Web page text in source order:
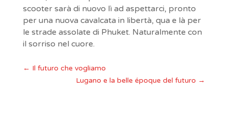
scooter sarà di nuovo lì ad aspettarci, pronto
per una nuova cavalcata in libertà, qua e là per
le strade assolate di Phuket. Naturalmente con
il sorriso nel cuore.
← Il futuro che vogliamo
Lugano e la belle époque del futuro →